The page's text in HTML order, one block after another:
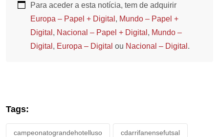
Para aceder a esta notícia, tem de adquirir
Europa – Papel + Digital , Mundo – Papel +
Digital , Nacional – Papel + Digital , Mundo –
Digital , Europa – Digital ou Nacional – Digital .
Tags:
campeonatograndehotelluso cdarrifanensefutsal